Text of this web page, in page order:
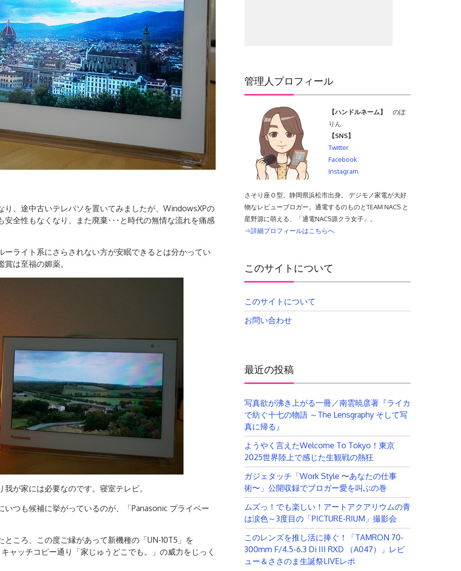
り、途中古いテレパソを置いてみましたが、WindowsXPの
全性もなくなり、また廃棄･･･と時代の無情な流れを痛感
ライト系にさらされない方が安眠できるとは分かってい
は至福の媚薬。
が家には必要なのです。寝室テレビ。
つも候補に挙がっているのが、「Panasonic プライベー
ころ、この度ご縁があって新機種の「UN-10T5」を
ャッチコピー通り「家じゅうどこでも。」の威力をじっく
管理人プロフィール
【ハンドルネーム】
のぽ
りん
【SNS】
Twitter
Facebook
Instagram
さそり座Ｏ型。静岡県浜松市出身。 デジモノ家電が大好
物なレビューブロガー。通電するのものとTEAM NACS と
星野源に萌える、「通電NACS源クラ女子」。
⇒詳細プロフィールはこちらへ
このサイトについて
このサイトについて
お問い合わせ
最近の投稿
写真欲が沸き上がる一冊／南雲暁彦著『ライカ
で紡ぐ十七の物語 ～The Lensgraphy そして写
真に帰る』
ようやく言えたWelcome To Tokyo！東京
2025世界陸上で感じた生観戦の熱狂
ガジェタッチ「Work Style 〜あなたの仕事
術〜」公開収録でブロガー愛を叫ぶの巻
ムズっ！でも楽しい！アートアクアリウムの青
は涙色～3度目の「PICTURE-RIUM」撮影会
このレンズを推し活に捧ぐ！「TAMRON 70-
300mm F/4.5-6.3 Di III RXD （A047）」レビ
ュー＆ささのま生誕祭LIVEレポ